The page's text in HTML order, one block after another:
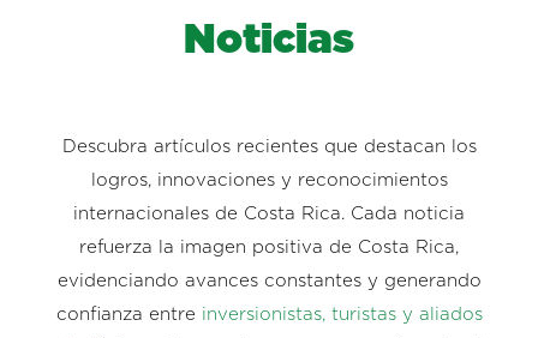
Noticias
Descubra artículos recientes que destacan los
logros, innovaciones y reconocimientos
internacionales de Costa Rica. Cada noticia
refuerza la imagen positiva de Costa Rica,
evidenciando avances constantes y generando
confianza entre inversionistas, turistas y aliados